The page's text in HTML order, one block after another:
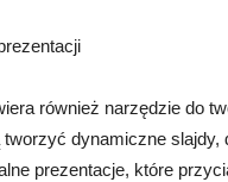
również narzędzie do
dynamiczne
prezentacje, które